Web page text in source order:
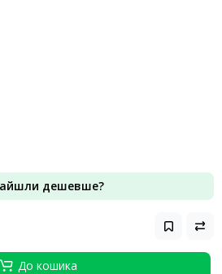
дешевше?
До кошика